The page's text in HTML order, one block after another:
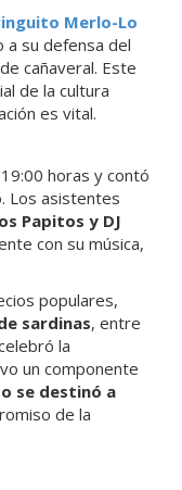
Merlo-Lo
a su defensa del
cañaveral. Este
de la cultura
es vital.
horas y contó
Los asistentes
Papitos y DJ
con su música,
populares,
sardinas, entre
la
un componente
se destinó a
de la